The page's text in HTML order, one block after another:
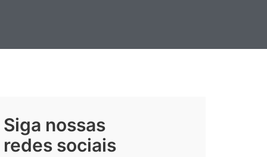
Siga nossas
redes sociais